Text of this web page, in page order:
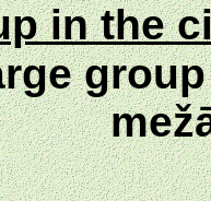
in the